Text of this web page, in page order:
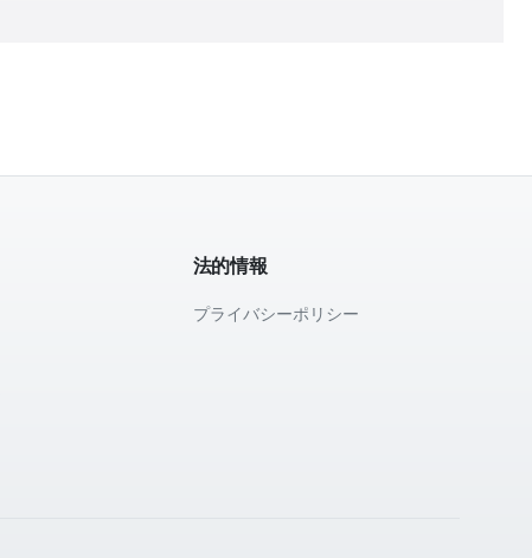
法的情報
プライバシーポリシー